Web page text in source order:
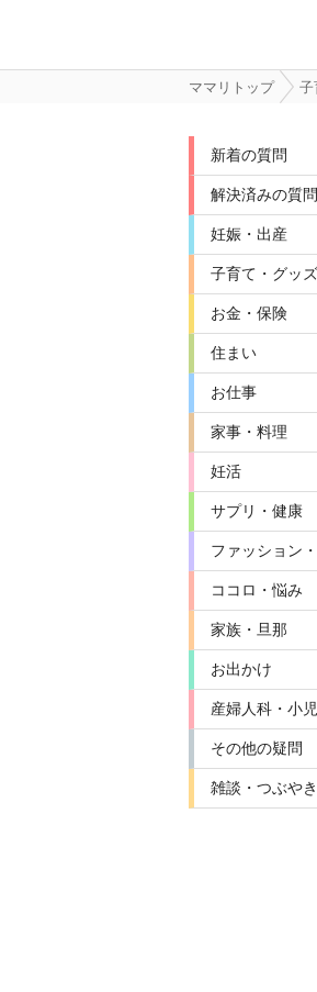
ママリトップ 子
新着の質問
解決済みの質問
妊娠・出産
子育て・グッズ
お金・保険
住まい
お仕事
家事・料理
妊活
サプリ・健康
ファッション
ココロ・悩み
家族・旦那
お出かけ
産婦人科・小
その他の疑問
雑談・つぶやき